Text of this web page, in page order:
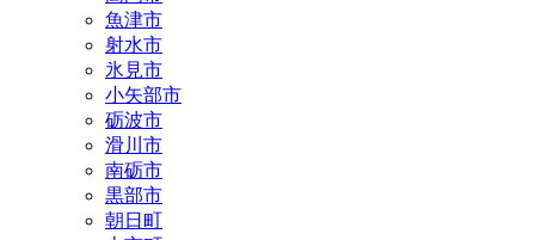
魚津市
射水市
氷見市
小矢部市
砺波市
滑川市
南砺市
黒部市
朝日町